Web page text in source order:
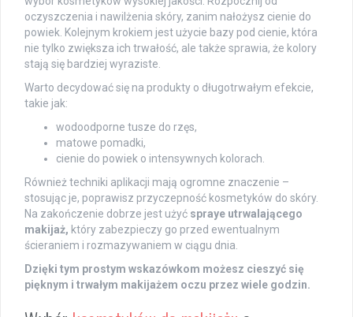
oczyszczenia i nawilżenia skóry, zanim nałożysz cienie do
powiek. Kolejnym krokiem jest użycie bazy pod cienie, która
nie tylko zwiększa ich trwałość, ale także sprawia, że kolory
stają się bardziej wyraziste.
Warto decydować się na produkty o długotrwałym efekcie,
takie jak:
wodoodporne tusze do rzęs,
matowe pomadki,
cienie do powiek o intensywnych kolorach.
Również techniki aplikacji mają ogromne znaczenie –
stosując je, poprawisz przyczepność kosmetyków do skóry.
Na zakończenie dobrze jest użyć spraye utrwalającego
makijaż, który zabezpieczy go przed ewentualnym
ścieraniem i rozmazywaniem w ciągu dnia.
Dzięki tym prostym wskazówkom możesz cieszyć się
pięknym i trwałym makijażem oczu przez wiele godzin.